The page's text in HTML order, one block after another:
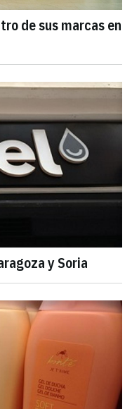
de sus marcas en
y Soria